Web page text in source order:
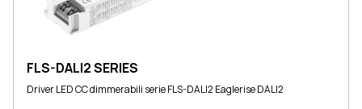
FLS-DALI2 SERIES
Driver LED CC dimmerabili serie FLS-DALI2 Eaglerise DALI2